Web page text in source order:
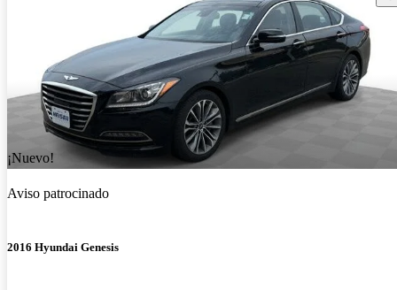
¡Nuevo!
Aviso patrocinado
2016 Hyundai Genesis